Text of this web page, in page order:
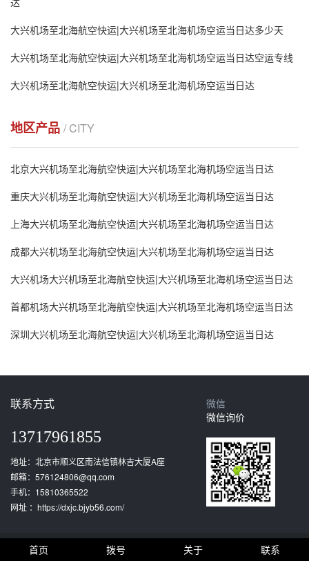
大兴机场至北海航空快运|大兴机场至北海机场空运当日达多少天
大兴机场至北海航空快运|大兴机场至北海机场空运当日达空运专线
大兴机场至北海航空快运|大兴机场至北海机场空运当日达
地区产品 / CITY
北京大兴机场至北海航空快运|大兴机场至北海机场空运当日达
重庆大兴机场至北海航空快运|大兴机场至北海机场空运当日达
上海大兴机场至北海航空快运|大兴机场至北海机场空运当日达
成都大兴机场至北海航空快运|大兴机场至北海机场空运当日达
大兴机场大兴机场至北海航空快运|大兴机场至北海机场空运当日达
首都机场大兴机场至北海航空快运|大兴机场至北海机场空运当日达
深圳大兴机场至北海航空快运|大兴机场至北海机场空运当日达
联系方式
13717961855
地址：北京市顺义区南法信镇林吉大厦A座
邮箱：576124806@qq.com
手机：15810365522
网址 ：https://dxjc.bjyb56.com/
微信
微信询价
备案号：京ICP备18050689号-2 北京友邦速达物流有限公司
首页 拨号 关于 联系